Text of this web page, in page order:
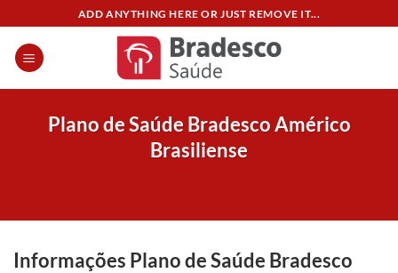
content
ADD ANYTHING HERE OR JUST REMOVE IT...
Plano de Saúde Bradesco Américo
Brasiliense
Informações Plano de Saúde Bradesco